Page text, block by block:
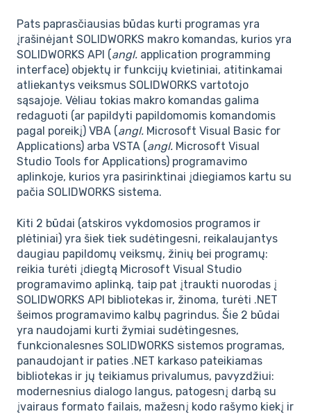
Pats paprasčiausias būdas kurti programas yra
įrašinėjant SOLIDWORKS makro komandas, kurios yra
SOLIDWORKS API (angl. application programming
interface) objektų ir funkcijų kvietiniai, atitinkamai
atliekantys veiksmus SOLIDWORKS vartotojo
sąsajoje. Vėliau tokias makro komandas galima
redaguoti (ar papildyti papildomomis komandomis
pagal poreikį) VBA (angl. Microsoft Visual Basic for
Applications) arba VSTA (angl. Microsoft Visual
Studio Tools for Applications) programavimo
aplinkoje, kurios yra pasirinktinai įdiegiamos kartu su
pačia SOLIDWORKS sistema.
Kiti 2 būdai (atskiros vykdomosios programos ir
plėtiniai) yra šiek tiek sudėtingesni, reikalaujantys
daugiau papildomų veiksmų, žinių bei programų:
reikia turėti įdiegtą Microsoft Visual Studio
programavimo aplinką, taip pat įtraukti nuorodas į
SOLIDWORKS API bibliotekas ir, žinoma, turėti .NET
šeimos programavimo kalbų pagrindus. Šie 2 būdai
yra naudojami kurti žymiai sudėtingesnes,
funkcionalesnes SOLIDWORKS sistemos programas,
panaudojant ir paties .NET karkaso pateikiamas
bibliotekas ir jų teikiamus privalumus, pavyzdžiui:
modernesnius dialogo langus, patogesnį darbą su
įvairaus formato failais, mažesnį kodo rašymo kiekį ir